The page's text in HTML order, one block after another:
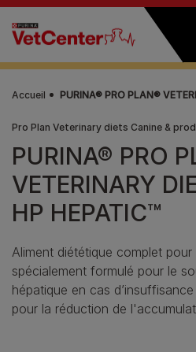
Aller au contenu principal
Accueil PURINA® PRO PLAN®
Pro Plan Veterinary diets Canine &
PURINA® PRO
VETERINARY
HP HEPATIC™
Aliment diététique complet
spécialement formulé pour le
hépatique en cas
pour la réduction de